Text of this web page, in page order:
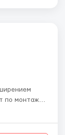
по монтажу,